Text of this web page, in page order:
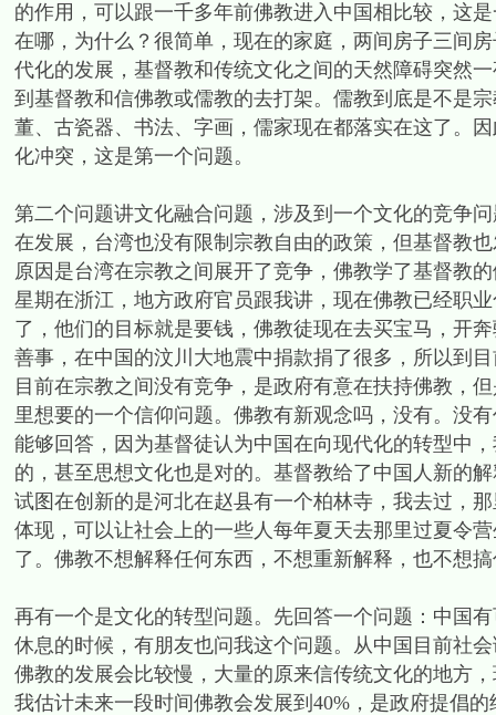
的作用，可以跟一千多年前佛教进入中国相比较，这
在哪，为什么？很简单，现在的家庭，两间房子三间
代化的发展，基督教和传统文化之间的天然障碍突然
到基督教和信佛教或儒教的去打架。儒教到底是不是
董、古瓷器、书法、字画，儒家现在都落实在这了。
化冲突，这是第一个问题。
第二个问题讲文化融合问题，涉及到一个文化的竞争
在发展，台湾也没有限制宗教自由的政策，但基督教
原因是台湾在宗教之间展开了竞争，佛教学了基督教
星期在浙江，地方政府官员跟我讲，现在佛教已经职
了，他们的目标就是要钱，佛教徒现在去买宝马，开
善事，在中国的汶川大地震中捐款捐了很多，所以到
目前在宗教之间没有竞争，是政府有意在扶持佛教，
里想要的一个信仰问题。佛教有新观念吗，没有。没
能够回答，因为基督徒认为中国在向现代化的转型中
的，甚至思想文化也是对的。基督教给了中国人新的
试图在创新的是河北在赵县有一个柏林寺，我去过，
体现，可以让社会上的一些人每年夏天去那里过夏令
了。佛教不想解释任何东西，不想重新解释，也不想
再有一个是文化的转型问题。先回答一个问题：中国
休息的时候，有朋友也问我这个问题。从中国目前社
佛教的发展会比较慢，大量的原来信传统文化的地方
我估计未来一段时间佛教会发展到40%，是政府提倡